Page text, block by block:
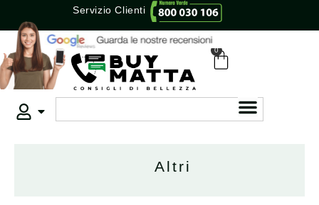
Servizio Clienti
0
Altri